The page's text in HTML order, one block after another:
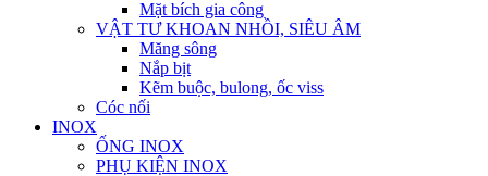
Mặt bích gia công
VẬT TƯ KHOAN NHỒI, SIÊU ÂM
Măng sông
Nắp bịt
Kẽm buộc, bulong, ốc viss
Cóc nối
INOX
ỐNG INOX
PHỤ KIỆN INOX